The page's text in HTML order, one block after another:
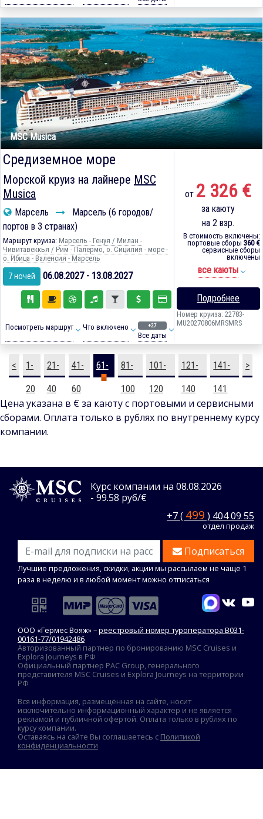
MSC Musica
Средиземное море
Морской круиз на лайнере MSC
Musica
Марсель
Марсель (6 городов/
портов в 3 странах)
Маршрут круиза: Марсель - Генуя / Милан -
Чивитавеккья / Рим - Палермо, о. Сицилия - море -
о. Ибица - Валенсия - Марсель
7 ночей 06.08.2027 - 13.08.2027
Посмотреть маршрут Что включено +27
Все даты
от 2 326 €
за каюту
на 2 взр.
В стоимость включены:
портовые сборы 360 €
сервисные сборы
включены
все каюты
Подробнее
Номер круиза: 22783-
MU20270806MRSMRS
< 1-
20
21-
40
41-
60
61- 81-
100
101-
120
121-
140
141-
141
>
Цена указана в € за каюту с портовыми и сервисными
сборами. Оплата только в рублях по внутреннему курсу
компании.
Курс компании на 08.08.2026
- 99.58 руб/€
+7 ( 499 ) 404 09 55
отдел продаж
Подписаться
Лучшие предложения, скидки, акции мы рассылаем не чаще 1
раза в неделю и в любой момент можно отписаться
ООО «Гермес Вояж» –реестровый номер туроператора В031-
00161-77/01942486
Авторизованный партнер по бронированию MSC Cruises и
Explora Journeys в РФ
Официальный партнер PAC Group, генерального
представителя MSC Cruises и Explora Journeys на территории
РФ
Вся информация, размещённая на сайте, носит
исключительно информационный характер и не является
рекламой и публичной офертой. Оплата только в рублях по
курсу компании.
Оставаясь на сайте Вы соглашаетесь с Политикой
конфиденциальности